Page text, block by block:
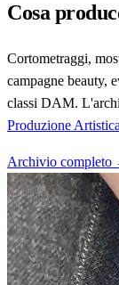
Cosa
Cortometraggi,
campagne beauty,
classi DAM.
Produzione Artistica
Archivio completo